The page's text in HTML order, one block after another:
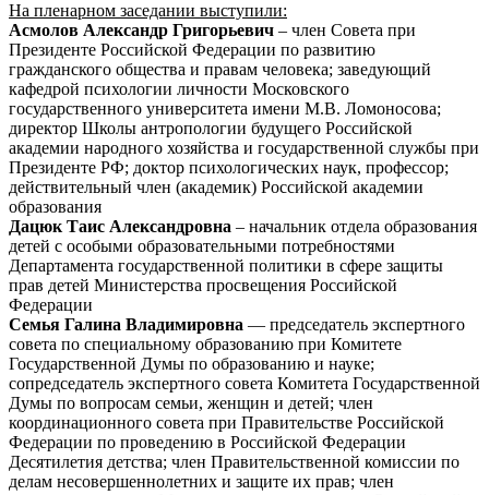
На пленарном заседании выступили:
Асмолов Александр Григорьевич – член Совета при
Президенте Российской Федерации по развитию
гражданского общества и правам человека; заведующий
кафедрой психологии личности Московского
государственного университета имени М.В. Ломоносова;
директор Школы антропологии будущего Российской
академии народного хозяйства и государственной службы при
Президенте РФ; доктор психологических наук, профессор;
действительный член (академик) Российской академии
образования
Дацюк Таис Александровна – начальник отдела образования
детей с особыми образовательными потребностями
Департамента государственной политики в сфере защиты
прав детей Министерства просвещения Российской
Федерации
Семья Галина Владимировна — председатель экспертного
совета по специальному образованию при Комитете
Государственной Думы по образованию и науке;
сопредседатель экспертного совета Комитета Государственной
Думы по вопросам семьи, женщин и детей; член
координационного совета при Правительстве Российской
Федерации по проведению в Российской Федерации
Десятилетия детства; член Правительственной комиссии по
делам несовершеннолетних и защите их прав; член